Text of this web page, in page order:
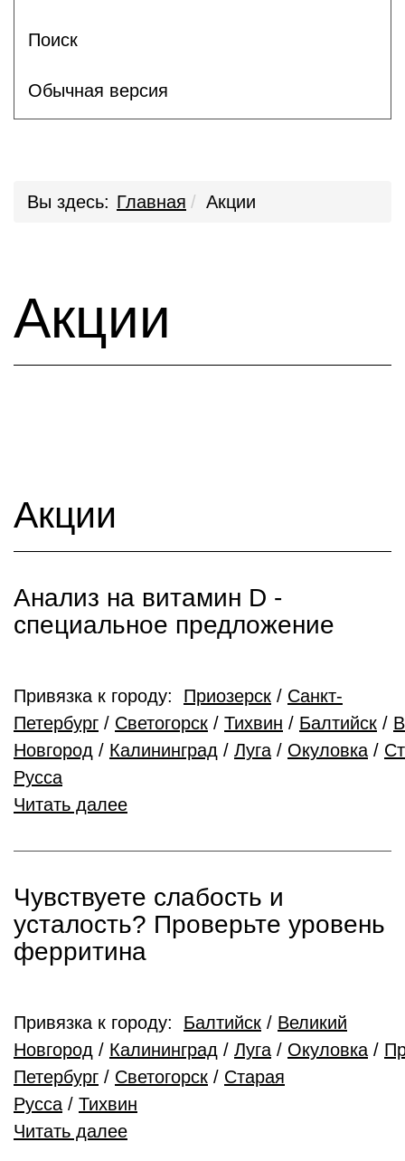
Поиск
Обычная версия
Вы здесь: Главная Акции
Акции
Акции
Анализ на витамин D -
cпециальное предложение
Привязка к городу: Приозерск / Санкт-
Петербург / Светогорск / Тихвин / Балтийск /
Новгород / Калининград / Луга / Окуловка /
Русса
Читать далее
Чувствуете слабость и
усталость? Проверьте уровень
ферритина
Привязка к городу: Балтийск / Великий
Новгород / Калининград / Луга / Окуловка /
Петербург / Светогорск / Старая
Русса / Тихвин
Читать далее